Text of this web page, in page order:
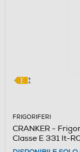
FRIGORIFERI
CRANKER -
Classe E 331 lt-